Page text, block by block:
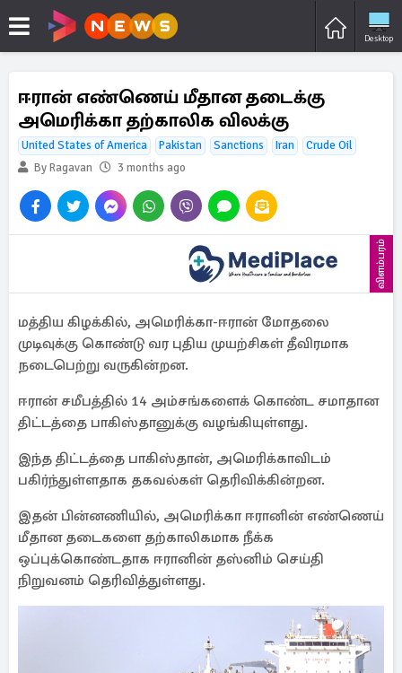
Desktop
ஈரான் எண்ணெய் மீதான தடைக்கு
அமெரிக்கா தற்காலிக விலக்கு
United States of America Pakistan Sanctions Iran
Crude Oil
By Ragavan
3 months ago
விளம்பரம்
மத்திய கிழக்கில், அமெரிக்கா-ஈரான் மோதலை
முடிவுக்கு கொண்டு வர புதிய முயற்சிகள் தீவிரமாக
நடைபெற்று வருகின்றன.
ஈரான் சமீபத்தில் 14 அம்சங்களைக் கொண்ட சமாதான
திட்டத்தை பாகிஸ்தானுக்கு வழங்கியுள்ளது.
இந்த திட்டத்தை பாகிஸ்தான், அமெரிக்காவிடம்
பகிர்ந்துள்ளதாக தகவல்கள் தெரிவிக்கின்றன.
இதன் பின்னணியில், அமெரிக்கா ஈரானின் எண்ணெய்
மீதான தடைகளை தற்காலிகமாக நீக்க
ஒப்புக்கொண்டதாக ஈரானின் தஸ்னிம் செய்தி
நிறுவனம் தெரிவித்துள்ளது.